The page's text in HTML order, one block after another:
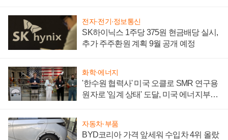
전자·전기·정보통신
SK하이닉스 1주당 375원 현금배당 실시,
추가 주주환원 계획 9월 공개 예정
화학·에너지
'한수원 협력사' 미국 오클로 SMR 연구용
원자로 '임계 상태' 도달, 미국 에너지부
자동차·부품
BYD코리아 가격 앞세워 수입차 4위 올랐